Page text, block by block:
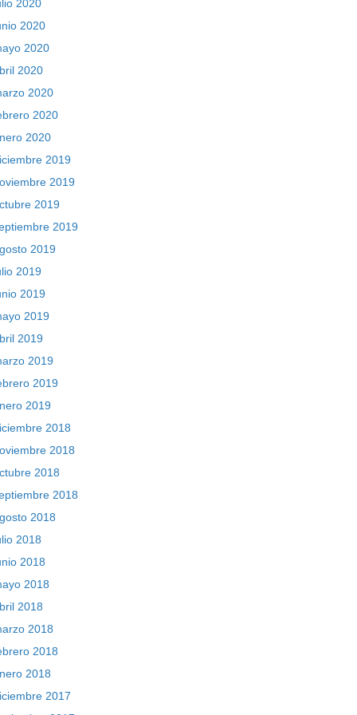
2020
2020
2020
2020
2020
2020
2020
2019
2019
2019
2019
2019
2019
2019
2019
2019
2019
2019
2019
2018
2018
2018
2018
2018
2018
2018
2018
2018
2018
2018
2018
2017